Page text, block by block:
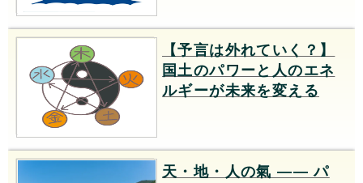
【予言は外れていく？】
国土のパワーと人のエネ
ルギーが未来を変える
天・地・人の氣 —— パ